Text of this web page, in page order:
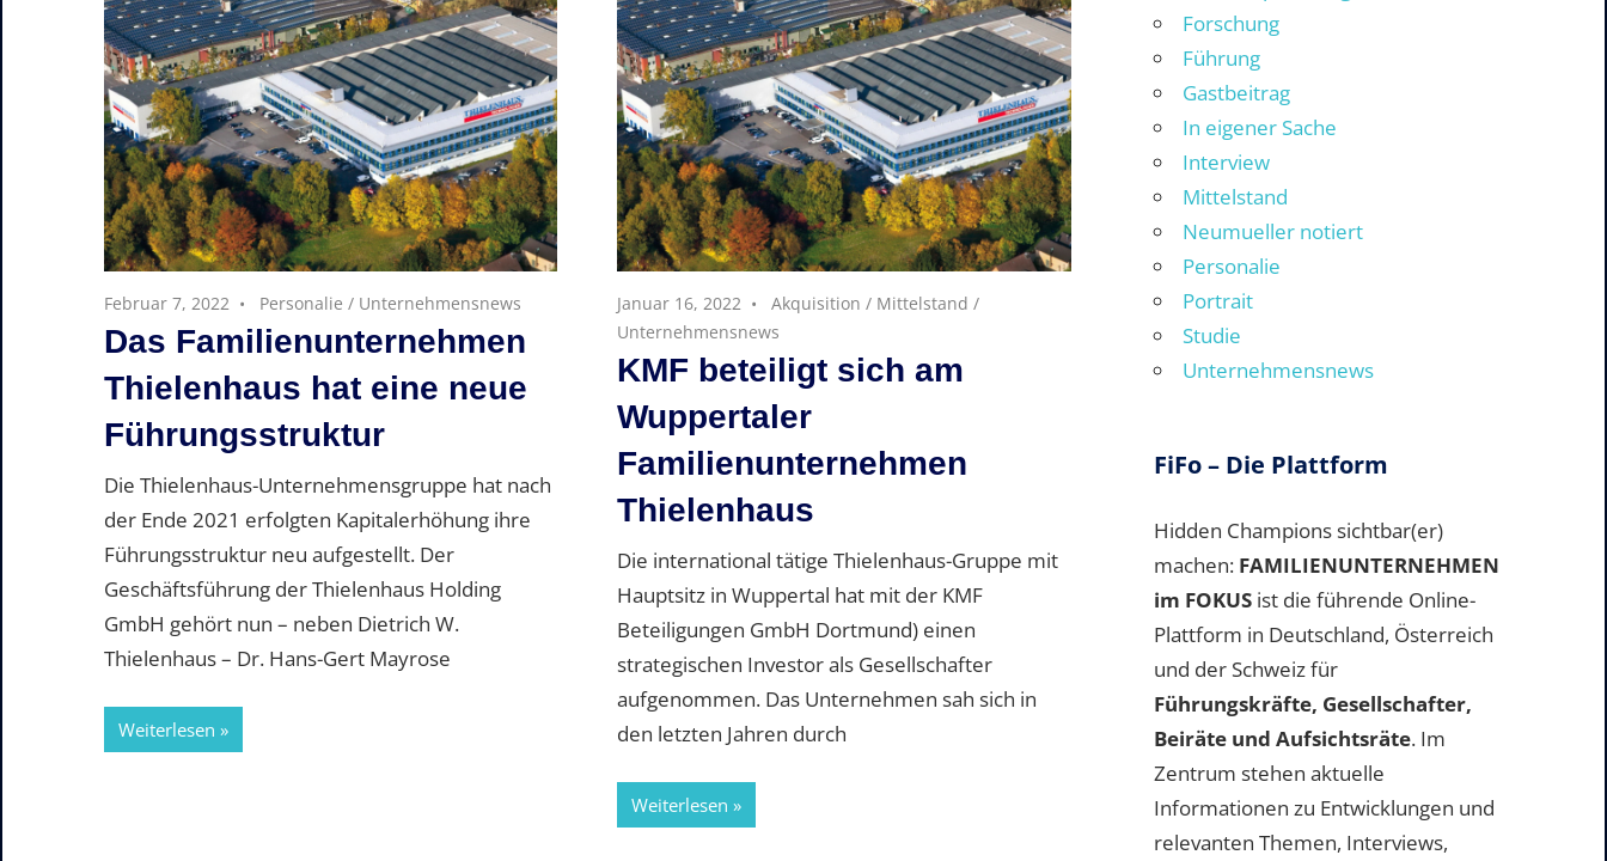
Februar 7, 2022 Personalie / Unternehmensnews
Das Familienunternehmen
Thielenhaus hat eine neue
Führungsstruktur
Die Thielenhaus-Unternehmensgruppe hat nach
der Ende 2021 erfolgten Kapitalerhöhung ihre
Führungsstruktur neu aufgestellt. Der
Geschäftsführung der Thielenhaus Holding
GmbH gehört nun – neben Dietrich W.
Thielenhaus – Dr. Hans-Gert Mayrose
Weiterlesen
Januar 16, 2022 Akquisition / Mittelstand /
Unternehmensnews
KMF beteiligt sich am
Wuppertaler
Familienunternehmen
Thielenhaus
Die international tätige Thielenhaus-Gruppe mit
Hauptsitz in Wuppertal hat mit der KMF
Beteiligungen GmbH Dortmund) einen
strategischen Investor als Gesellschafter
aufgenommen. Das Unternehmen sah sich in
den letzten Jahren durch
Weiterlesen
Forschung
Führung
Gastbeitrag
In eigener Sache
Interview
Mittelstand
Neumueller notiert
Personalie
Portrait
Studie
Unternehmensnews
FiFo – Die Plattform
Hidden Champions sichtbar(er)
machen: FAMILIENUNTERNEHMEN
im FOKUS ist die führende Online-
Plattform in Deutschland, Österreich
und der Schweiz für
Führungskräfte, Gesellschafter,
Beiräte und Aufsichtsräte. Im
Zentrum stehen aktuelle
Informationen zu Entwicklungen und
relevanten Themen, Interviews,